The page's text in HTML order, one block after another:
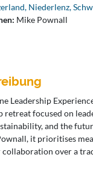
Niederlenz,
Mike Pownall
Leadership
retreat focused on
and the
it prioritises
collaboration over a